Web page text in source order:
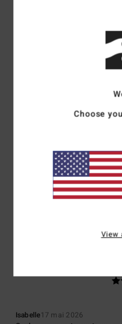
13
Haut de la
Afficher
12 juin 2026
Qualité et taille
Afficher original - English
/5 Rapport qualité /
Isabelle17 mai 2026
Choose
View